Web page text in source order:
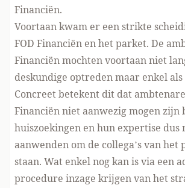
Financiën.
Voortaan kwam er een strikte
FOD Financiën en het parket. De
Financiën mochten voortaan niet
deskundige optreden maar enkel als
Concreet betekent dit dat
Financiën niet aanwezig mogen zijn
huiszoekingen en hun expertise dus
aanwenden om de collega’s van het
staan. Wat enkel nog kan is via een
procedure inzage krijgen van het